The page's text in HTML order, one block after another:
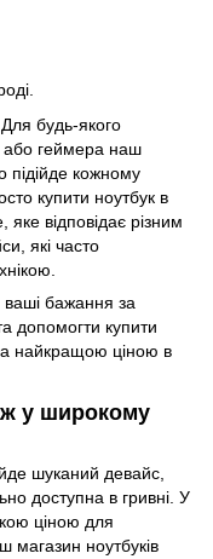
будь-якого
або геймера наш
підійде кожному
купити ноутбук в
яке відповідає різним
які часто
бажання за
допомогти купити
найкращою ціною в
у широкому
шуканий девайс,
доступна в гривні. У
ціною для
магазин ноутбуків